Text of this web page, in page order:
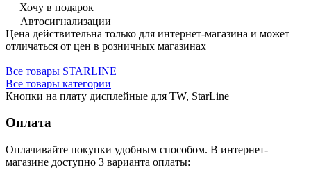
Хочу в подарок
Автосигнализации
Цена действительна только для интернет-магазина и может
отличаться от цен в розничных магазинах
Все товары STARLINE
Все товары категории
Кнопки на плату дисплейные для TW, StarLine
Оплата
Оплачивайте покупки удобным способом. В интернет-
магазине доступно 3 варианта оплаты: